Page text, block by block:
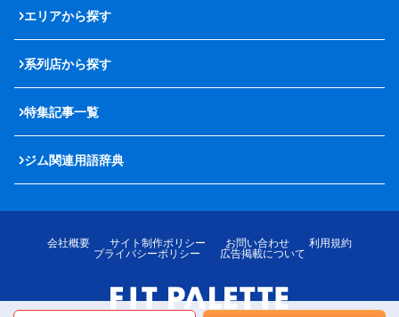
エリアから探す
系列店から探す
特集記事一覧
ジム関連用語辞典
会社概要 サイト制作ポリシー お問い合わせ
利用規約
プライバシーポリシー
広告掲載について